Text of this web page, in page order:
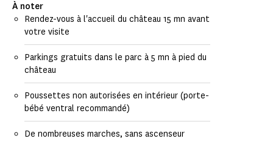
À noter
Rendez-vous à l'accueil du château 15 mn avant
votre visite
Parkings gratuits dans le parc à 5 mn à pied du
château
Poussettes non autorisées en intérieur (porte-
bébé ventral recommandé)
De nombreuses marches, sans ascenseur